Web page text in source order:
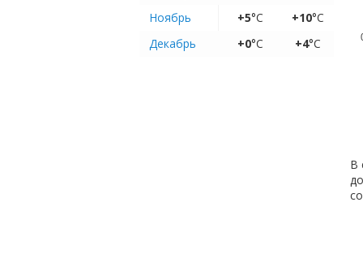
Ноябрь
+5°C +10°C
Декабрь
+0°C +4°C
В